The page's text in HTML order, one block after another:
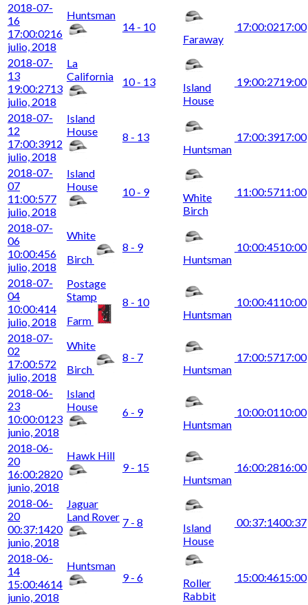
2018-07-
16
17:00:0216
julio, 2018
Huntsman
14 - 10
Faraway
17:00:0217:00
2018-07-
13
19:00:2713
julio, 2018
La
California
10 - 13
Island
House
19:00:2719:00
2018-07-
12
17:00:3912
julio, 2018
Island
House
8 - 13
Huntsman
17:00:3917:00
2018-07-
07
11:00:577
julio, 2018
Island
House
10 - 9
White
Birch
11:00:5711:00
2018-07-
06
10:00:456
julio, 2018
White
Birch
8 - 9
Huntsman
10:00:4510:00
2018-07-
04
10:00:414
julio, 2018
Postage
Stamp
Farm
8 - 10
Huntsman
10:00:4110:00
2018-07-
02
17:00:572
julio, 2018
White
Birch
8 - 7
Huntsman
17:00:5717:00
2018-06-
23
10:00:0123
junio, 2018
Island
House
6 - 9
Huntsman
10:00:0110:00
2018-06-
20
16:00:2820
junio, 2018
Hawk Hill
9 - 15
Huntsman
16:00:2816:00
2018-06-
20
00:37:1420
junio, 2018
Jaguar
Land Rover 7 - 8
Island
House
00:37:1400:37
2018-06-
14
15:00:4614
junio, 2018
Huntsman
9 - 6
Roller
Rabbit
15:00:4615:00